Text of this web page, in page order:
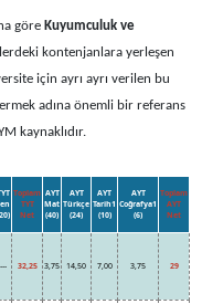
göre Kuyumculuk ve
kontenjanlara yerleşen
için ayrı ayrı verilen bu
adına önemli bir referans
kaynaklıdır.
Toplam
TYT
Net
AYT
Mat
(40)
AYT
Türkçe
(24)
AYT
Tarih1
(10)
AYT
Coğrafya1
(6)
Toplam
AYT
Net
--- 32,25 3,75 14,50 7,00 3,75 29